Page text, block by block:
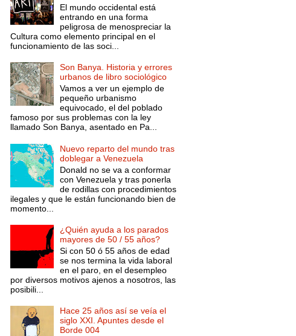
El mundo occidental está
entrando en una forma
peligrosa de menospreciar la
Cultura como elemento principal en el
funcionamiento de las soci...
Son Banya. Historia y errores
urbanos de libro sociológico
Vamos a ver un ejemplo de
pequeño urbanismo
equivocado, el del poblado
famoso por sus problemas con la ley
llamado Son Banya, asentado en Pa...
Nuevo reparto del mundo tras
doblegar a Venezuela
Donald no se va a conformar
con Venezuela y tras ponerla
de rodillas con procedimientos
ilegales y que le están funcionando bien de
momento...
¿Quién ayuda a los parados
mayores de 50 / 55 años?
Si con 50 ó 55 años de edad
se nos termina la vida laboral
en el paro, en el desempleo
por diversos motivos ajenos a nosotros, las
posibili...
Hace 25 años así se veía el
siglo XXI. Apuntes desde el
Borde 004